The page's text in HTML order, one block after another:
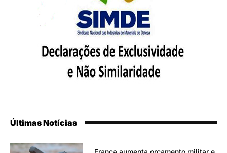
Últimas Notícias